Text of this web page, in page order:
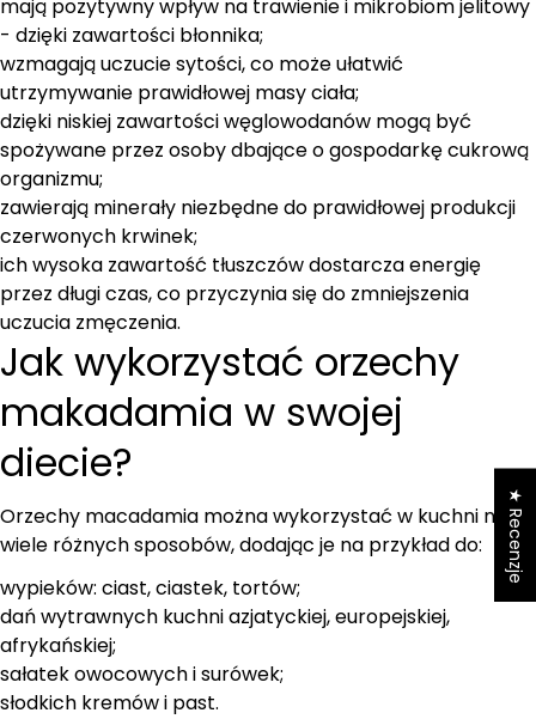
mają pozytywny wpływ na trawienie i mikrobiom jelitowy
- dzięki zawartości błonnika;
wzmagają uczucie sytości, co może ułatwić
utrzymywanie prawidłowej masy ciała;
dzięki niskiej zawartości węglowodanów mogą być
spożywane przez osoby dbające o gospodarkę cukrową
organizmu;
zawierają minerały niezbędne do prawidłowej produkcji
czerwonych krwinek;
ich wysoka zawartość tłuszczów dostarcza energię
przez długi czas, co przyczynia się do zmniejszenia
uczucia zmęczenia.
Jak wykorzystać orzechy
makadamia w swojej
diecie?
Orzechy macadamia można wykorzystać w kuchni na
wiele różnych sposobów, dodając je na przykład do:
wypieków: ciast, ciastek, tortów;
dań wytrawnych kuchni azjatyckiej, europejskiej,
afrykańskiej;
sałatek owocowych i surówek;
słodkich kremów i past.
★ Recenzje